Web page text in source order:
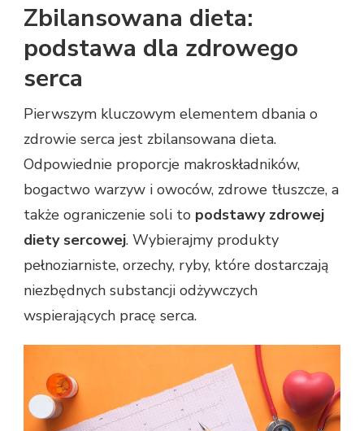
Zbilansowana dieta:
podstawa dla zdrowego
serca
Pierwszym kluczowym elementem dbania o
zdrowie serca jest zbilansowana dieta.
Odpowiednie proporcje makroskładników,
bogactwo warzyw i owoców, zdrowe tłuszcze, a
także ograniczenie soli to podstawy zdrowej
diety sercowej. Wybierajmy produkty
pełnoziarniste, orzechy, ryby, które dostarczają
niezbędnych substancji odżywczych
wspierających pracę serca.